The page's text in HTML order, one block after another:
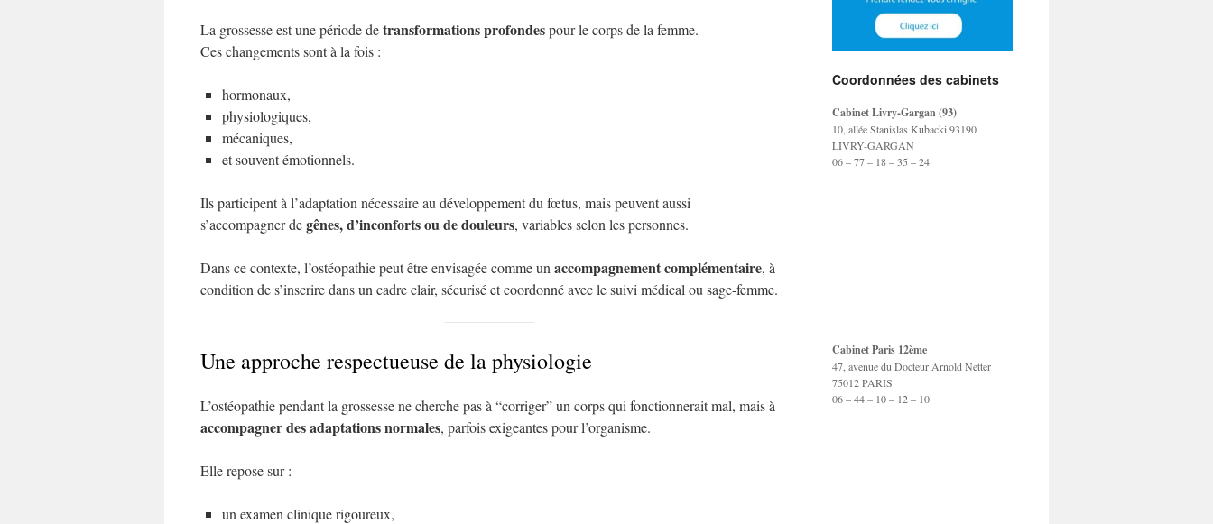
La grossesse est une période detransformations profondespour le corps de la femme.
Ces changements sont à la fois :
hormonaux,
physiologiques,
mécaniques,
et souvent émotionnels.
Ils participent à l’adaptation nécessaire au développement du fœtus, mais peuvent aussi
s’accompagner degênes, d’inconforts ou de douleurs, variables selon les personnes.
Dans ce contexte, l’ostéopathie peut être envisagée comme un accompagnement complémentaire, à
condition de s’inscrire dans un cadre clair, sécurisé et coordonné avec le suivi médical ou sage-femme.
Une approche respectueuse de la physiologie
L’ostéopathie pendant la grossesse ne cherche pas à “corriger” un corps qui fonctionnerait mal, mais à
accompagner des adaptations normales, parfois exigeantes pour l’organisme.
Elle repose sur :
un examen clinique rigoureux,
Coordonnées des cabinets
Cabinet Livry-Gargan (93)
10, allée Stanislas Kubacki 93190
LIVRY-GARGAN
06 – 77 – 18 – 35 – 24
Cabinet Paris 12ème
47, avenue du Docteur Arnold Netter
75012 PARIS
06 – 44 – 10 – 12 – 10